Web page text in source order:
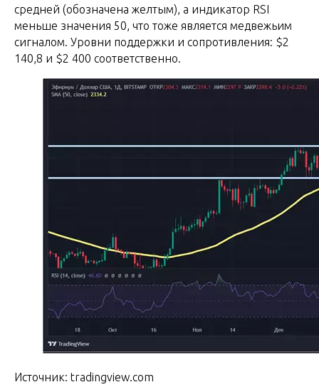
средней (обозначена желтым), а индикатор RSI
меньше значения 50, что тоже является медвежьим
сигналом. Уровни поддержки и сопротивления: $2
140,8 и $2 400 соответственно.
Источник: tradingview.com